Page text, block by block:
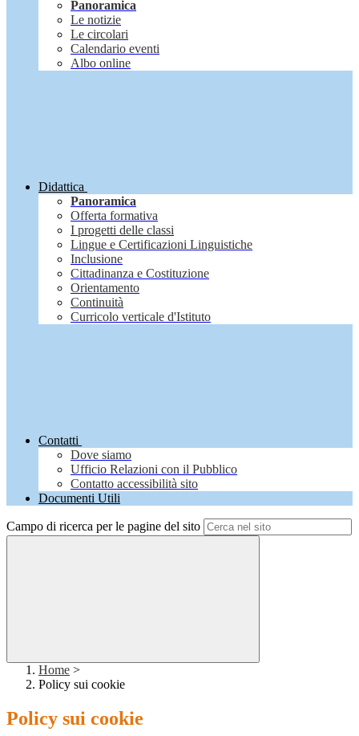
Panoramica
Le notizie
Le circolari
Calendario eventi
Albo online
Didattica
Panoramica
Offerta formativa
I progetti delle classi
Lingue e Certificazioni Linguistiche
Inclusione
Cittadinanza e Costituzione
Orientamento
Continuità
Curricolo verticale d'Istituto
Contatti
Dove siamo
Ufficio Relazioni con il Pubblico
Contatto accessibilità sito
Documenti Utili
Campo di ricerca per le pagine del sito
Home >
Policy sui cookie
Policy sui cookie